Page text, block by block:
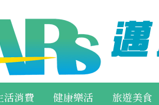
活消費 健康樂活 旅遊美食